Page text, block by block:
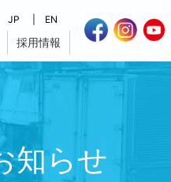
JP EN
採用情報
知らせ